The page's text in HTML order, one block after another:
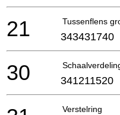
Tussenflens
21 343431740
30 341211520
Verstelring